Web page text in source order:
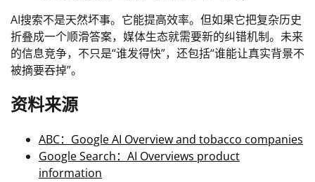
AI搜索不是天然坏事。它能提高效率。但如果它把复杂历史
折叠成一个顺滑答案，媒体生态就需要新的纠错机制。未来
的信息竞争，不只是“谁发得快”，还包括“谁能让真实背景不
被摘要吞掉”。
资料来源
ABC：Google AI Overview and tobacco companies
Google Search：AI Overviews product
information